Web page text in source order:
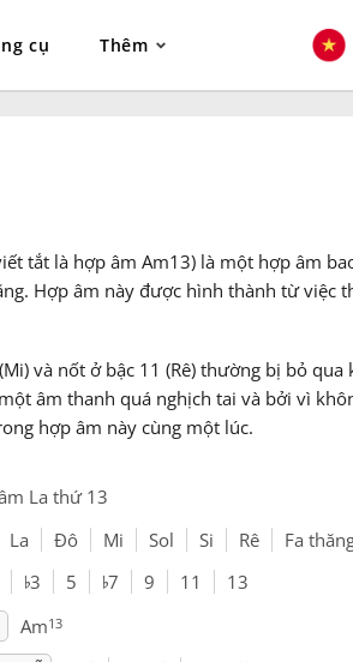
cụ Thêm
tắt là hợp âm Am13) là một hợp âm
Hợp âm này được hình thành từ việc
và nốt ở bậc 11 (Rê) thường bị bỏ qua
âm thanh quá nghịch tai và bởi vì
hợp âm này cùng một lúc.
La thứ 13
La Đô Mi Sol Si Rê Fa
♭3 5 ♭7 9 11 13
Am13